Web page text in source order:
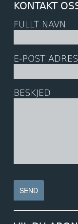
KONTAKT
FULLT NAVN
E-POST
BESKJED